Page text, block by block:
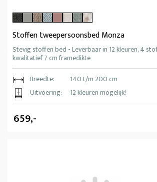
Stoffen tweepersoonsbed Monza
Stevig stoffen bed - Leverbaar in 12 kleuren, 4
kwalitatief 7 cm framedikte
Breedte:
140 t/m 200 cm
Uitvoering:
12 kleuren mogelijk!
659,-